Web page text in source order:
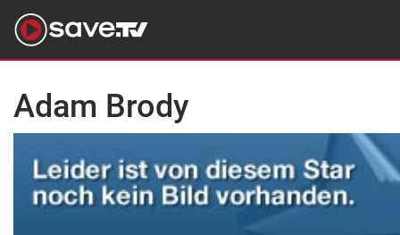
Adam Brody